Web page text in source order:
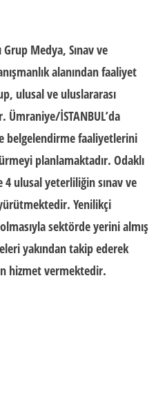
Medya, Sınav ve
alanından faaliyet
ulusal ve uluslararası
İSTANBUL’da
belgelendirme faaliyetlerini
planlamaktadır. Odaklı
ulusal yeterliliğin sınav ve
Yenilikçi
sektörde yerini almış
yakından takip ederek
hizmet vermektedir.